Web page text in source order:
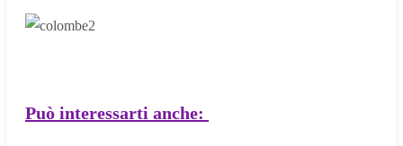
Può interessarti anche: